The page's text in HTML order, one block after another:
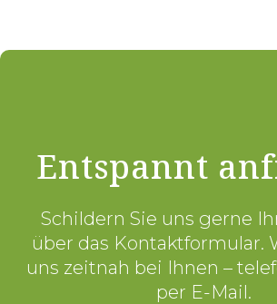
Entspannt
Schildern Sie uns gerne
über das Kontaktformular.
uns zeitnah bei Ihnen –
per E-Mail.